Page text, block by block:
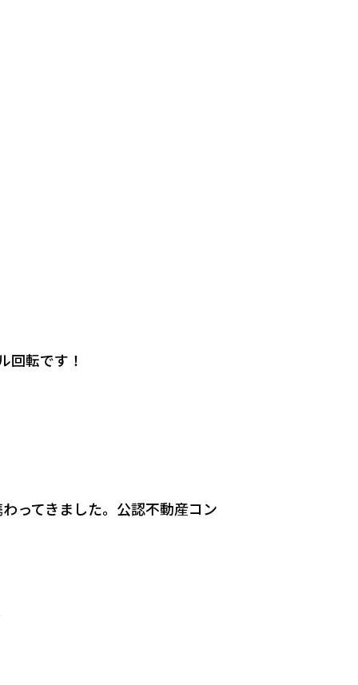
回転です！
ってきました。公認不動産コン